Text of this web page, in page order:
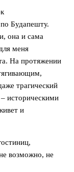
Будапешту.
она и сама
меня
На протяжении
трагический
историческими
и
возможно, не